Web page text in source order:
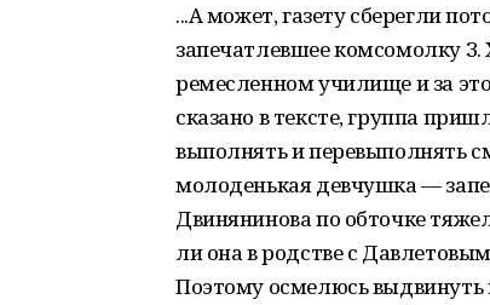
...А может, газету сберегли
запечатлевшее комсомолку З.
ремесленном училище и за
сказано в тексте, группа
выполнять и перевыполнять
молоденькая девчушка —
Двинянинова по обточке
ли она в родстве с
Поэтому осмелюсь выдвинуть